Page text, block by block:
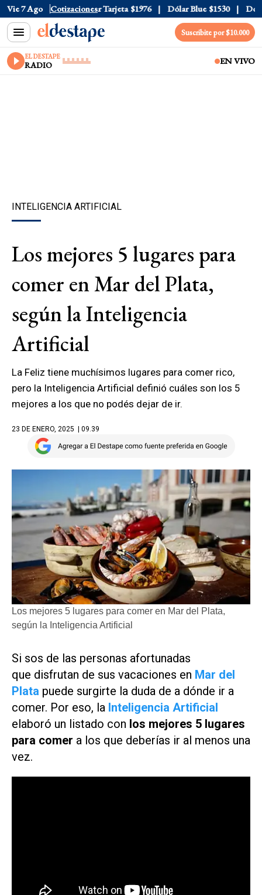
Vie 7 Ago Cotizaciones
Oficial $1520 Dólar Tarjeta $1976 Dólar Blue $1530 Dólar
Suscribite por $10.000
EL DESTAPE
RADIO EN VIVO
INTELIGENCIA ARTIFICIAL
Los mejores 5 lugares para
comer en Mar del Plata,
según la Inteligencia
Artificial
La Feliz tiene muchísimos lugares para comer rico,
pero la Inteligencia Artificial definió cuáles son los 5
mejores a los que no podés dejar de ir.
23 DE ENERO, 2025 | 09.39
Los mejores 5 lugares para comer en Mar del Plata,
según la Inteligencia Artificial
Si sos de las personas afortunadas
que disfrutan de sus vacaciones en Mar del
Plata puede surgirte la duda de a dónde ir a
comer. Por eso, la Inteligencia Artificial
elaboró un listado con los mejores 5 lugares
para comer a los que deberías ir al menos una
vez.